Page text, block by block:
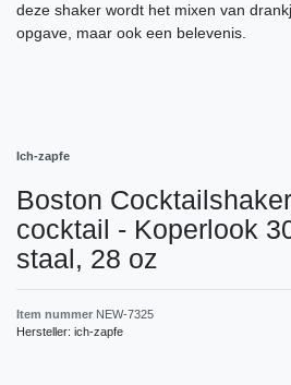
deze shaker wordt het mixen van
opgave, maar ook een belevenis.
Ich-zapfe
Boston
cocktail - Koperlook
staal, 28 oz
Item nummer NEW-7325
Hersteller: ich-zapfe